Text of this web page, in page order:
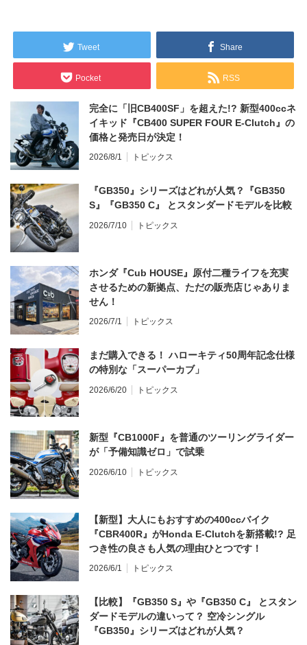
Tweet Share
Pocket RSS
完全に「旧CB400SF」を超えた!? 新型400ccネ
イキッド『CB400 SUPER FOUR E-Clutch』の
価格と発売日が決定！
2026/8/1 トピックス
『GB350』シリーズはどれが人気？『GB350
S』『GB350 C』 とスタンダードモデルを比較
2026/7/10 トピックス
ホンダ『Cub HOUSE』原付二種ライフを充実
させるための新拠点、ただの販売店じゃありま
せん！
2026/7/1 トピックス
まだ購入できる！ ハローキティ50周年記念仕様
の特別な「スーパーカブ」
2026/6/20 トピックス
新型『CB1000F』を普通のツーリングライダー
が「予備知識ゼロ」で試乗
2026/6/10 トピックス
【新型】大人にもおすすめの400ccバイク
『CBR400R』がHonda E-Clutchを新搭載!? 足
つき性の良さも人気の理由ひとつです！
2026/6/1 トピックス
【比較】『GB350 S』や『GB350 C』 とスタン
ダードモデルの違いって？ 空冷シングル
『GB350』シリーズはどれが人気？